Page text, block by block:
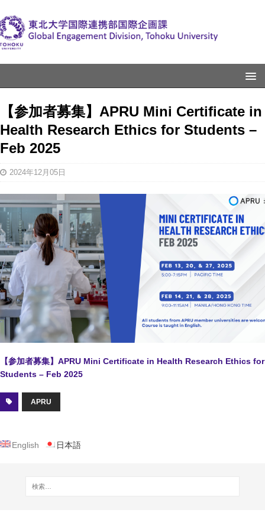
【参加者募集】APRU Mini Certificate in
Health Research Ethics for Students –
Feb 2025
2024年12月05日
【参加者募集】APRU Mini Certificate in Health Research Ethics for
Students – Feb 2025
APRU
English 日本語